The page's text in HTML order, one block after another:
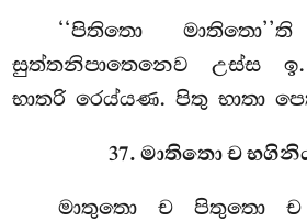
‘‘පිතිතො
සුත්තනිපාතෙනෙව උස්ස
භාතරි රෙය්යණ. පිතු භාතා
37. මාතිතො ච
මාතුතො ච පිතුතො ච